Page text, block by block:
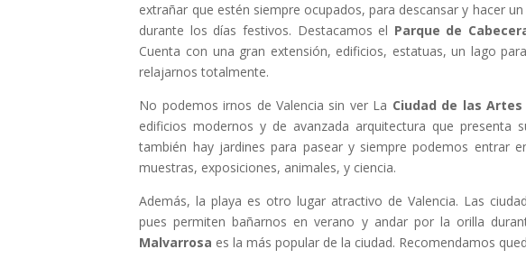
extrañar que estén siempre ocupados, para descansar y hacer
durante los días festivos. Destacamos el Parque de
Cuenta con una gran extensión, edificios, estatuas, un lago
relajarnos totalmente.
No podemos irnos de Valencia sin ver La Ciudad de las
edificios modernos y de avanzada arquitectura que presenta
también hay jardines para pasear y siempre podemos entrar
muestras, exposiciones, animales, y ciencia.
Además, la playa es otro lugar atractivo de Valencia. Las
pues permiten bañarnos en verano y andar por la orilla
Malvarrosa es la más popular de la ciudad. Recomendamos